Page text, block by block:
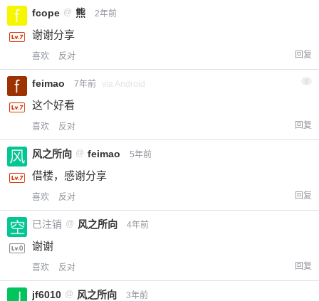
fcope @ 熊 2年前
谢谢分享
喜欢 反对 回复
feimao 7年前 via Android
这个好看
喜欢 反对 回复
风之所向 @ feimao 5年前
借楼，感谢分享
喜欢 反对 回复
已注销 @ 风之所向 4年前
谢谢
喜欢 反对 回复
jf6010 @ 风之所向 3年前